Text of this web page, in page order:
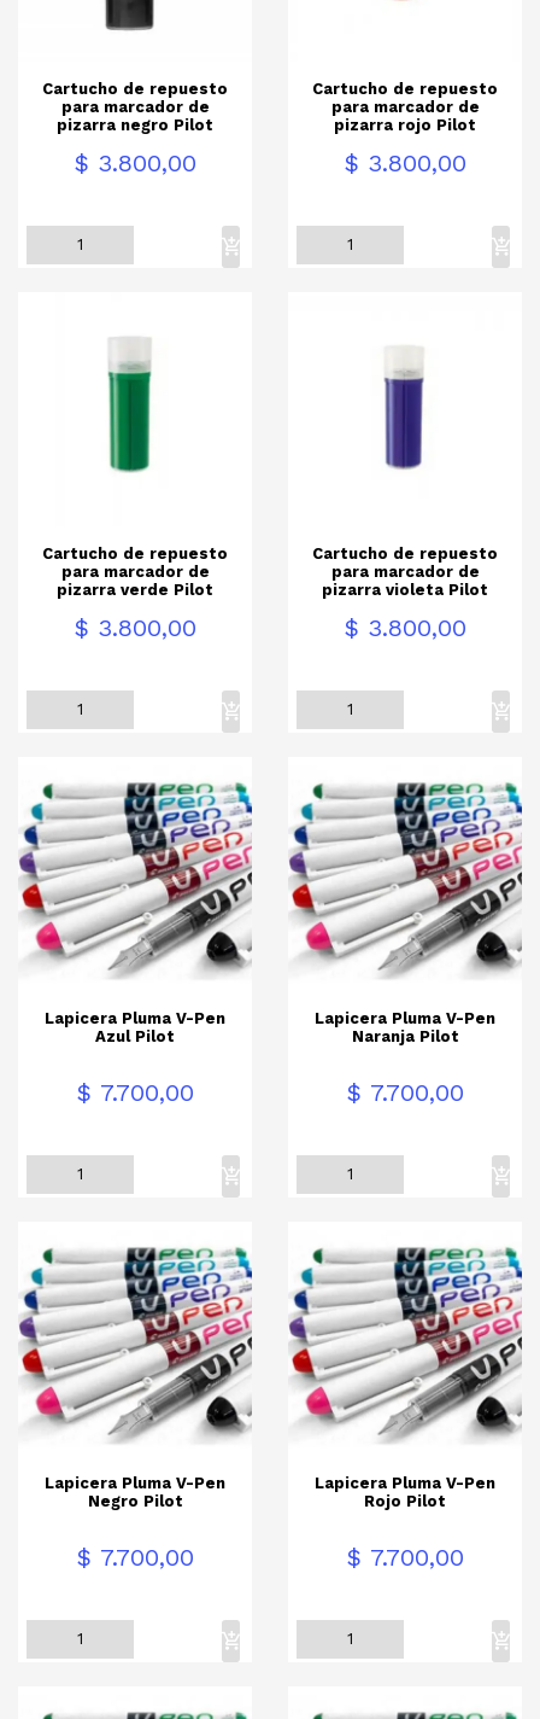
Cartucho de repuesto
para marcador de
pizarra negro Pilot
Precio$ 3.800,00
Cartucho de repuesto
para marcador de
pizarra rojo Pilot
Precio$ 3.800,00
Cartucho de repuesto
para marcador de
pizarra verde Pilot
Precio$ 3.800,00
Cartucho de repuesto
para marcador de
pizarra violeta Pilot
Precio$ 3.800,00
Lapicera Pluma V-Pen
Azul Pilot
Precio$ 7.700,00
Lapicera Pluma V-Pen
Naranja Pilot
Precio$ 7.700,00
Lapicera Pluma V-Pen
Negro Pilot
Precio$ 7.700,00
Lapicera Pluma V-Pen
Rojo Pilot
Precio$ 7.700,00